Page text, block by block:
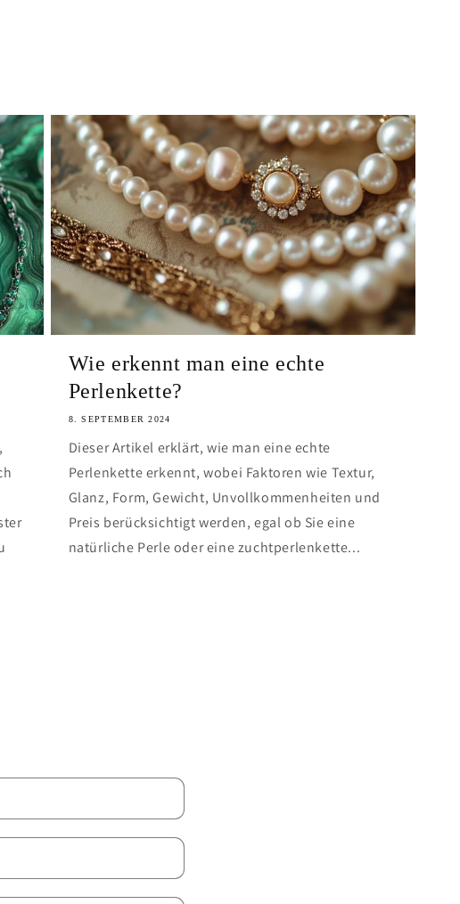
Wie erkennt man eine echte
Perlenkette?
8. SEPTEMBER 2024
Dieser Artikel erklärt, wie man eine echte
Perlenkette erkennt, wobei Faktoren wie Textur,
Glanz, Form, Gewicht, Unvollkommenheiten und
Preis berücksichtigt werden, egal ob Sie eine
natürliche Perle oder eine zuchtperlenkette...